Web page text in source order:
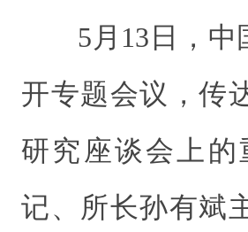
5月13日，
开专题会议，传
研究座谈会上
记、所长孙有斌